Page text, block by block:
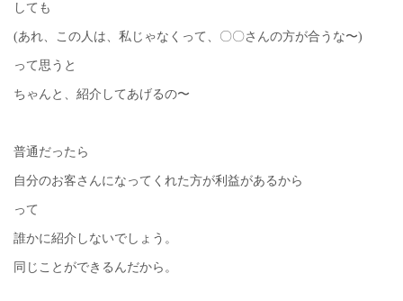
しても
(あれ、この人は、私じゃなくって、〇〇さんの方が合うな〜)
って思うと
ちゃんと、紹介してあげるの〜
普通だったら
自分のお客さんになってくれた方が利益があるから
って
誰かに紹介しないでしょう。
同じことができるんだから。